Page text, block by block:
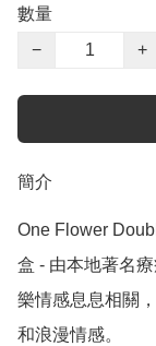
數量
−
+
簡介
One Flower
盒 - 由本地著名
樂情感息息相關
和浪漫情感。